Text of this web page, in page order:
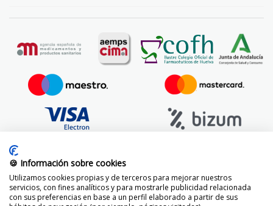
🍪 Información sobre cookies
Utilizamos cookies propias y de terceros para mejorar nuestros
servicios, con fines analíticos y para mostrarle publicidad relacionada
con sus preferencias en base a un perfil elaborado a partir de sus